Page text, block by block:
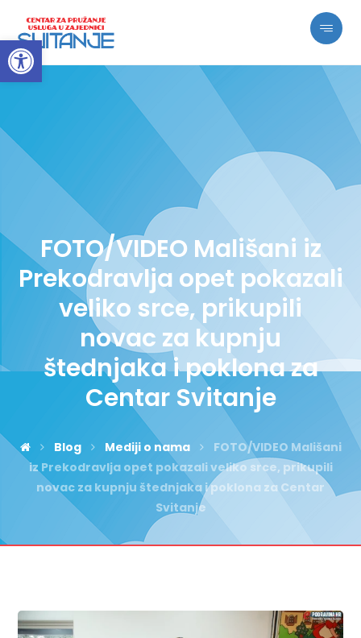
Open toolbar
FOTO/VIDEO Mališani iz
Prekodravlja opet pokazali
veliko srce, prikupili
novac za kupnju
štednjaka i poklona za
Centar Svitanje
Blog Mediji o nama
FOTO/VIDEO Mališani
iz Prekodravlja opet pokazali veliko srce, prikupili
novac za kupnju štednjaka i poklona za Centar
Svitanje